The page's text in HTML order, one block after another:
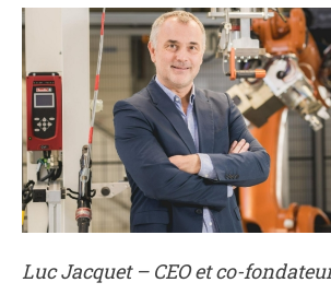
Luc Jacquet – CEO et co-